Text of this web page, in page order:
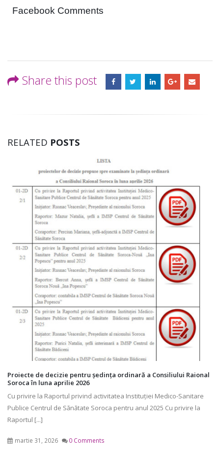
Facebook Comments
Share this post
RELATED POSTS
Proiecte de decizie pentru ședința ordinară a Consiliului Raional
Soroca în luna aprilie 2026
Cu privire la Raportul privind activitatea Instituției Medico-Sanitare
Publice Centrul de Sănătate Soroca pentru anul 2025 Cu privire la
Raportul [...]
martie 31, 2026 0 Comments